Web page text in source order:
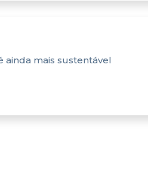
ainda mais sustentável